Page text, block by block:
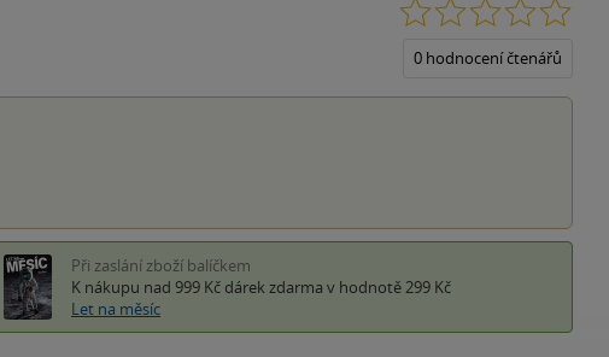
0 hodnocení čtenářů
Při zaslání zboží balíčkem
K nákupu nad 999 Kč dárek zdarma v hodnotě 299 Kč
Let na měsíc